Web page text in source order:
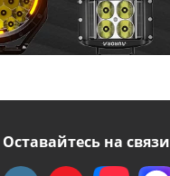
Оставайтесь на связи